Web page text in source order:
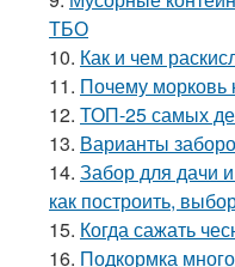
ТБО
10. Как и чем
11. Почему морковь
12. ТОП-25 самых
13. Варианты
14. Забор для дачи
как построить,
15. Когда сажать
16. Подкормка